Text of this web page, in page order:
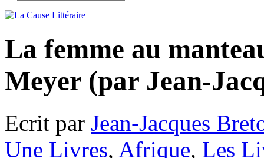
La femme au
Meyer (par Jean-
Ecrit par Jean-Jacques
Une Livres, Afrique, Les